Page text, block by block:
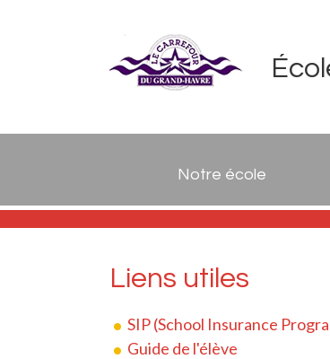
Notre école
Liens utiles
SIP (School Insurance
Guide de l'élève